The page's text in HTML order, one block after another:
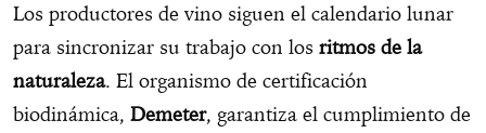
Los productores de vino siguen el calendario lunar
para sincronizar su trabajo con los ritmos de la
naturaleza. El organismo de certificación
biodinámica, Demeter, garantiza el cumplimiento de